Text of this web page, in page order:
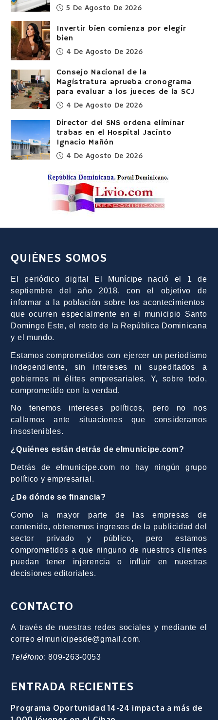
5 De Agosto De 2026
Invertir bien comienza por elegir
bien
4 De Agosto De 2026
Consejo Nacional de la
Magistratura aprueba cronograma
para evaluar a los jueces de la SCJ
4 De Agosto De 2026
Director del SNS ordena eliminar
trabas en el Hospital Jacinto
Ignacio Mañón
4 De Agosto De 2026
QUIÉNES SOMOS
El periódico digital El Munícipe nació el 1 de
septiembre del año 2018, con el objetivo de
informar a la población sobre los acontecimientos
que ocurren especialmente en el municipio Santo
Domingo Este, el resto de la República Dominicana
y el mundo.
Estamos comprometidos con ejercer un periodismo
independiente, sin intereses ni supeditados a
gobiernos ni élites empresariales. Y, sobre todo,
comprometido con la verdad.
No tenemos intereses políticos, pero no nos
callamos ante situaciones que consideramos
insostenibles.
¿Quiénes están detrás de elmunicipe.com?
Detrás de elmunicipe.com no hay ningún grupo
político y empresarial.
¿De dónde se financia?
Como la mayor parte de las empresas de
contenido, obtenemos ingresos de la publicidad del
sector privado y público, pero estamos
comprometidos a que ninguno de nuestros clientes
puedan tener injerencia o influir en nuestras
decisiones editoriales.
CONTACTO
A través de nuestras redes sociales y mediante el
correo elmunicipesde@gmail.com.
Teléfono: 809-263-0053
ENTRADA RECIENTES
Programa Oportunidad 14-24 impacta a más de